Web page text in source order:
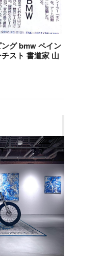
グ bmw ペイン
スト 書道家 山